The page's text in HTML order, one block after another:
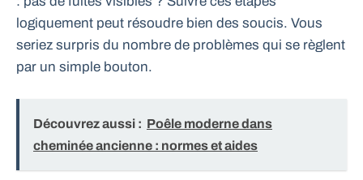
logiquement peut résoudre bien des soucis. Vous
seriez surpris du nombre de problèmes qui se règlent
par un simple bouton.
Découvrez aussi : Poêle moderne dans
cheminée ancienne : normes et aides